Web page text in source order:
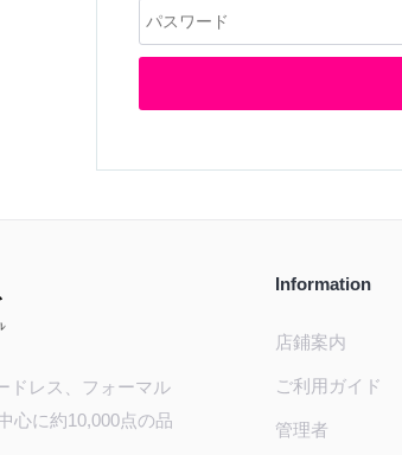
ドレス、フォーマル
心に約10,000点の品
Information
店鋪案内
ご利用ガイド
管理者